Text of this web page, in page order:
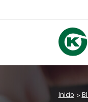
Inicio